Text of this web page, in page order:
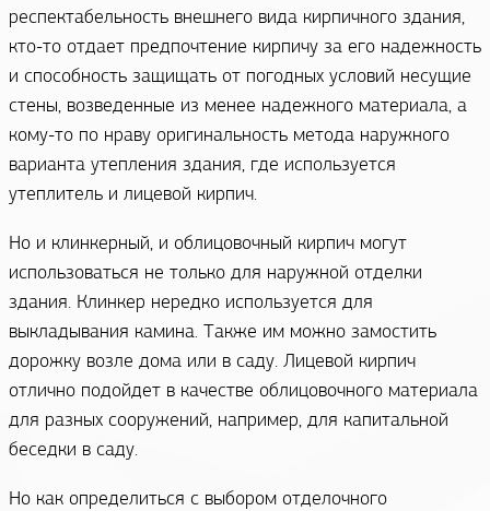
респектабельность внешнего вида кирпичного здания,
кто-то отдает предпочтение кирпичу за его надежность
и способность защищать от погодных условий несущие
стены, возведенные из менее надежного материала, а
кому-то по нраву оригинальность метода наружного
варианта утепления здания, где используется
утеплитель и лицевой кирпич.
Но и клинкерный, и облицовочный кирпич могут
использоваться не только для наружной отделки
здания. Клинкер нередко используется для
выкладывания камина. Также им можно замостить
дорожку возле дома или в саду. Лицевой кирпич
отлично подойдет в качестве облицовочного материала
для разных сооружений, например, для капитальной
беседки в саду.
Но как определиться с выбором отделочного